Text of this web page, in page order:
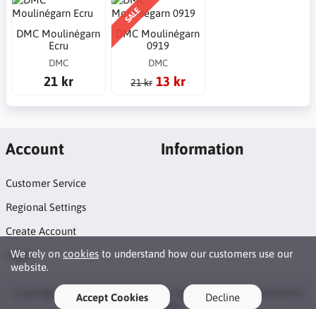
DMC Moulinégarn
Ecru
DMC
21 kr
SALE
DMC Moulinégarn
0919
DMC
21 kr 13 kr
We rely on cookies to understand how our customers use our
website.
Accept Cookies Decline
Account
Customer Service
Regional Settings
Create Account
Login
Information
Copyright © 2026 Syosticka.se. All rights reserved · Powered by
LiteCart®